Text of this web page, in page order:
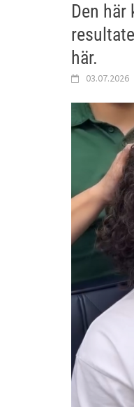
Den
här.
03.07.2026